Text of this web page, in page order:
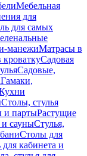
Мебельная
для
для самых
манежиМатрасы в
Садовая
Садовые,
Гамаки,
Столы, стулья
и партыРастущие
сауныСтулья,
Столы для
кабинета и